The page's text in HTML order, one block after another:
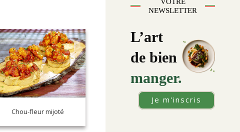
Chou-fleur mijoté
NEWSLETTER
L’art
de bien
manger.
Je m'inscris